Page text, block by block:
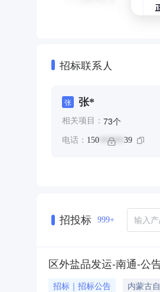
招标联系人
张 张*
相关项目： 73个
电话： 150 ****** 39
招投标 999+
区外盐品发运-南通-公
招标｜招标公告 内蒙古